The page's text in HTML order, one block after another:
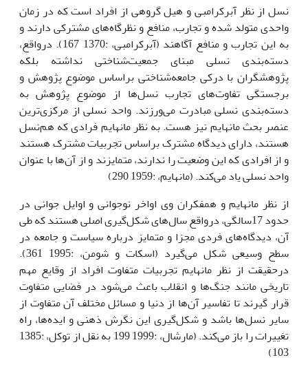
نسل از نظر آبرکرامبى و هیل گروهى از افراد است که در زمان
واحدى متولد شده و تجارب، منافع و نظرگاه‌هاى مشترکى دارند و
به این تجارب و منافع آگاهند (آبرکرامبى، :1370 167). درواقع،
دسته‌بندى نسلى مبناى جمعیت‌شناختى نداشته بلکه
پژوهشگران با درکى جامعه‌شناختى براساس موضوع پژوهش و
برجستگى تفاوت‌هاى تجارب نسل‌ها از موضوع پژوهش به
دسته‌بندى نسلى مبادرت مى‌ورزند. واحد نسلى از مرکزى‌ترین
عنصر بحث مانهایم نیز هست. به نظر مانهایم فرادى که هم‌نسل
هستند، داراى دیدگاه مشترک براساس تجربیات مشترک هستند
و از افرادى که این وضعیت را ندارند، متمایزند و از آن‌ها با عنوان
واحد نسلى یاد مى‌کند. (مانهایم، :1959 290)
از نظر مانهایم و همفکران وى اواخر نوجوانى و اوایل جوانى در
حدود 17سالگى، درواقع سال‌هاى شکل‌گیرى اصلى هستند که طى
آن، دیدگاه‌هاى فردى مجزا و متمایز درباره سیاست و جامعه در
سطح وسیعى شکل مى‌گیرد (اسکات و شومن، :1995 361).
درحقیقت از نظر مانهایم تجربیات متفاوت افراد از وقایع مهم
تاریخى مانند جنگ‌ها و انقلاب باعث مى‌شود در فضایى متفاوت
قرار گیرند تا تفاسیر آن‌ها از دنیا و مسائل مختلف آن متفاوت از
سایر نسل‌ها باشد و شکل‌گیرى این نگرش ذهنى و ایده‌ها، راه
تغییرات را باز مى‌کند. (مارشال، :1999 199 به نقل از توکل، :1385
103)